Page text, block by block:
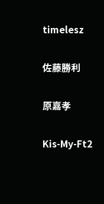
オープニング 22:15 コー
22:40 コーナー・レコメン
キスマイRadio 24:30 フリ
「https://twitter.com/
「https://page.line.me/
添い、「好き」を拡げる
曜日のX（旧Twitter）ア
timelesz
佐藤勝利
原嘉孝
Kis-My-Ft2